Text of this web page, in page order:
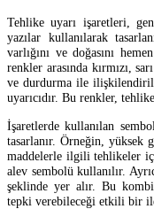
Tehlike uyarı işaretleri,
yazılar kullanılarak
varlığını ve doğasını
renkler arasında kırmızı,
ve durdurma ile
uyarıcıdır. Bu renkler,
İşaretlerde kullanılan
tasarlanır. Örneğin, yüksek
maddelerle ilgili tehlikeler
alev sembolü kullanılır.
şeklinde yer alır. Bu
tepki verebileceği etkili bir